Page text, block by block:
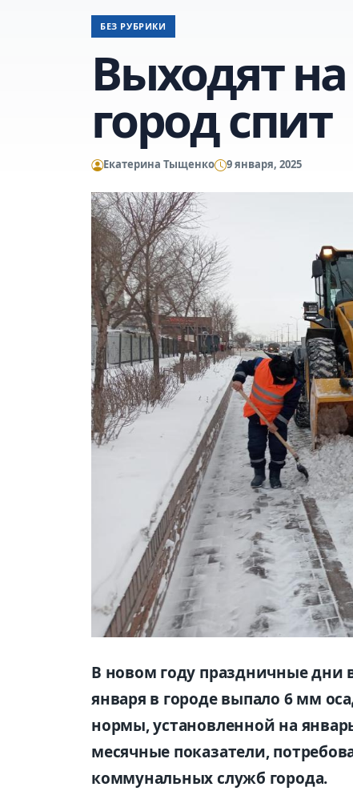
БЕЗ РУБРИКИ
Выходят
город спит
Екатерина Тыщенко 9 января, 2025
В новом году праздничные дни
января в городе выпало 6 мм
нормы, установленной на
месячные показатели,
коммунальных служб города.